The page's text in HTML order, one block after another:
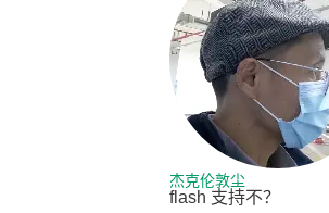
杰克伦敦尘
flash 支持不？